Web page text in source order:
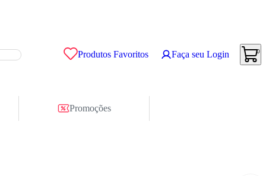
Produtos Favoritos Faça seu Login 0
Promoções